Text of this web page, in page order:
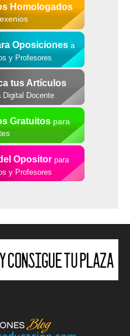
Homologados
Oposiciones a
y Profesores
tus Artículos
Digital Docente
Gratuitospara
Opositor para
y Profesores